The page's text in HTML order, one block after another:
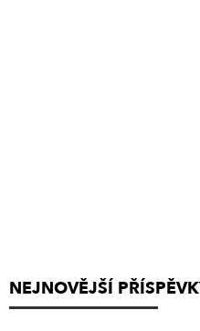
NEJNOVĚJŠÍ